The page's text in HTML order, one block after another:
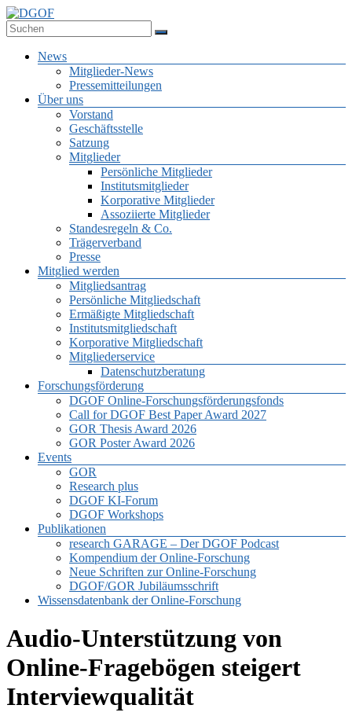
Zum
Inhalt
springen
Deutsche Gesellschaft für Online-Forschung e.V.
Menü
News
Mitglieder-News
Pressemitteilungen
Über uns
Vorstand
Geschäftsstelle
Satzung
Mitglieder
Persönliche Mitglieder
Institutsmitglieder
Korporative Mitglieder
Assoziierte Mitglieder
Standesregeln & Co.
Trägerverband
Presse
Mitglied werden
Mitgliedsantrag
Persönliche Mitgliedschaft
Ermäßigte Mitgliedschaft
Institutsmitgliedschaft
Korporative Mitgliedschaft
Mitgliederservice
Datenschutzberatung
Forschungsförderung
DGOF Online-Forschungsförderungsfonds
Call for DGOF Best Paper Award 2027
GOR Thesis Award 2026
GOR Poster Award 2026
Events
GOR
Research plus
DGOF KI-Forum
DGOF Workshops
Publikationen
research GARAGE – Der DGOF Podcast
Kompendium der Online-Forschung
Neue Schriften zur Online-Forschung
DGOF/GOR Jubiläumsschrift
Wissensdatenbank der Online-Forschung
Audio-Unterstützung von
Online-Fragebögen steigert
Interviewqualität